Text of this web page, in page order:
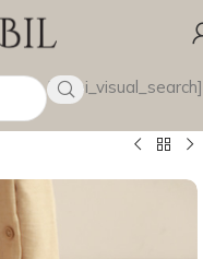
[wsbi_visual_search]